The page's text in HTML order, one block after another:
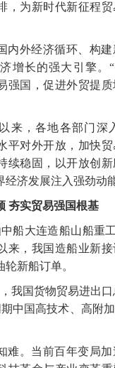
，为新时代新征程
内外经济循环、构
增长的强大引擎。
强国，促进外贸提
来，各地各部门深
平对外开放，加快
续稳固，以开放创新
经济发展注入强劲动能
夯实贸易强国根基
船大连造船山船重
来，我国造船业新
新船订单。
我国货物贸易进出口
期中国高技术、高附
难。当前百年变局